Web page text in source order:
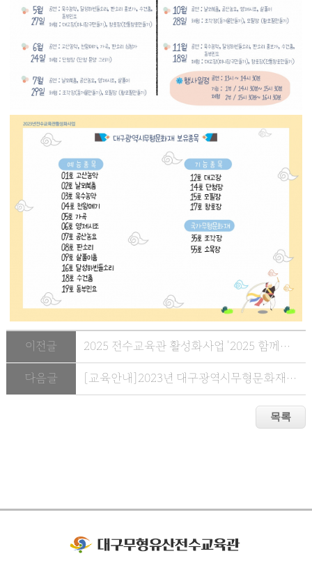
이전글 2025 전수교육관 활성화사업 '2025 함께하는 무형유산' 4월 ~ 10...
다음글 [교육안내]2023년 대구광역시무형문화재전수교육관 활성화사업일...